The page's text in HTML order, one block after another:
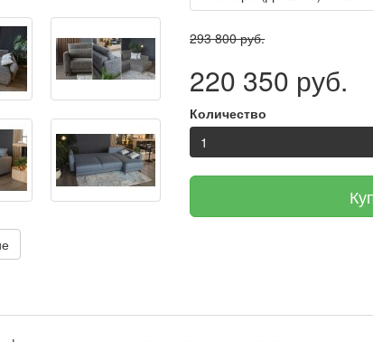
293 800 руб.
220 350 руб.
Количество